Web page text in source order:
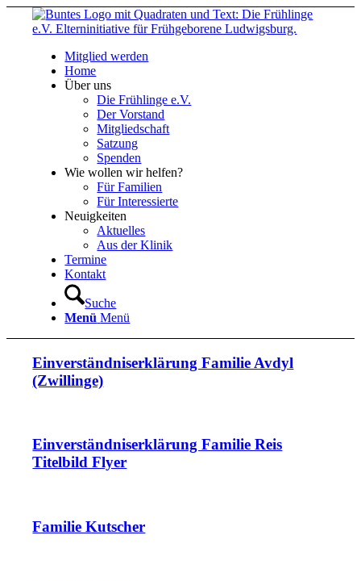
Mitglied werden
Home
Über uns
Die Frühlinge e.V.
Der Vorstand
Mitgliedschaft
Satzung
Spenden
Wie wollen wir helfen?
Für Familien
Für Interessierte
Neuigkeiten
Aktuelles
Aus der Klinik
Termine
Kontakt
Suche
Menü Menü
Einverständniserklärung Familie Avdyl
(Zwillinge)
Einverständniserklärung Familie Reis
Titelbild Flyer
Familie Kutscher